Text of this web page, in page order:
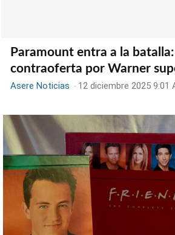
Paramount entra a la batalla:
contraoferta por Warner
Asere Noticias - 12 diciembre 2025 9:01